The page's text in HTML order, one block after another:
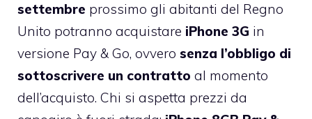
settembre prossimo gli abitanti del Regno
Unito potranno acquistare iPhone 3G in
versione Pay & Go, ovvero senza l’obbligo di
sottoscrivere un contratto al momento
dell’acquisto. Chi si aspetta prezzi da